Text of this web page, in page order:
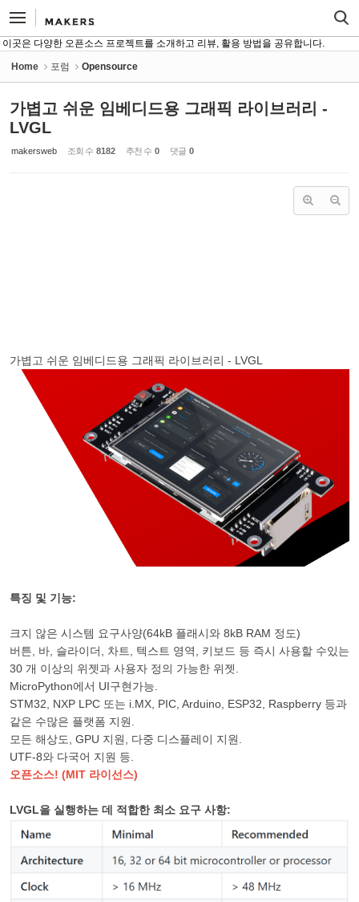
이곳은 다양한 오픈소스 프로젝트를 소개하고 리뷰, 활용 방법을 공유합니다.
Home 포럼 Opensource
가볍고 쉬운 임베디드용 그래픽 라이브러리 -
LVGL
makersweb 조회 수 8182 추천 수 0 댓글 0
가볍고 쉬운 임베디드용 그래픽 라이브러리 - LVGL
특징 및 기능:
크지 않은 시스템 요구사양(64kB 플래시와 8kB RAM 정도)
버튼, 바, 슬라이더, 차트, 텍스트 영역, 키보드 등 즉시 사용할 수있는
30 개 이상의 위젯과 사용자 정의 가능한 위젯.
MicroPython에서 UI구현가능.
STM32, NXP LPC 또는 i.MX, PIC, Arduino, ESP32, Raspberry 등과
같은 수많은 플랫폼 지원.
모든 해상도, GPU 지원, 다중 디스플레이 지원.
UTF-8와 다국어 지원 등.
오픈소스! (MIT 라이선스)
LVGL을 실행하는 데 적합한 최소 요구 사항: